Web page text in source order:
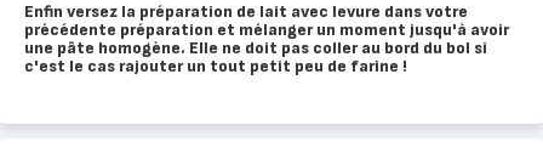
Enfin versez la préparation de lait avec levure dans votre
précédente préparation et mélanger un moment jusqu'à avoir
une pâte homogène. Elle ne doit pas coller au bord du bol si
c'est le cas rajouter un tout petit peu de farine !